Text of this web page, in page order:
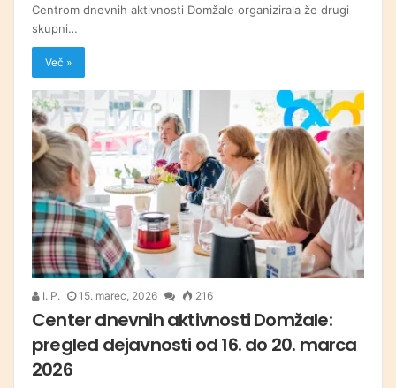
Centrom dnevnih aktivnosti Domžale organizirala že drugi
skupni…
Več »
I. P. 15. marec, 2026 216
Center dnevnih aktivnosti Domžale:
pregled dejavnosti od 16. do 20. marca
2026